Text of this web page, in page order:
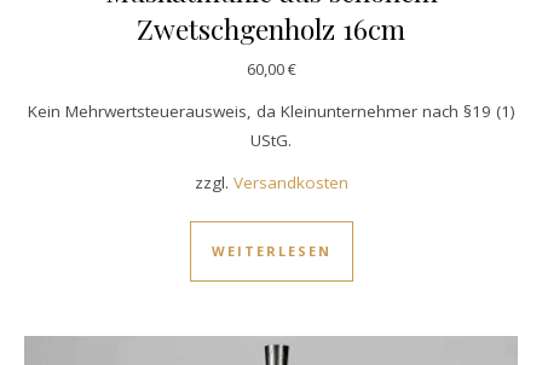
Zwetschgenholz 16cm
60,00€
Kein Mehrwertsteuerausweis, da Kleinunternehmer nach §19 (1)
UStG.
zzgl. Versandkosten
WEITERLESEN